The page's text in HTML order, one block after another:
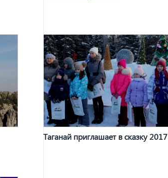
Таганай приглашает в сказку 2017